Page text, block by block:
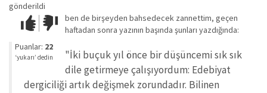
gönderildi
Çok iyi!O
kadar
iyi
değil!
Puanlar: 22
‘yukarı’ dedin
ben de birşeyden bahsedecek zannettim, geçen
haftadan sonra yazının başında şunları yazdığında:
"İki buçuk yıl önce bir düşüncemi sık sık
dile getirmeye çalışıyordum: Edebiyat
dergiciliği artık değişmek zorundadır. Bilinen